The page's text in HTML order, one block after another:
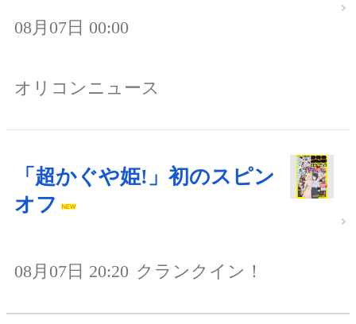
08月07日 00:00
オリコンニュース
「超かぐや姫!」初のスピン
オフ
08月07日 20:20 クランクイン！